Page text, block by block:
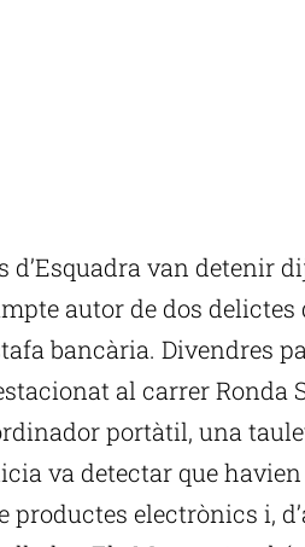
d’Esquadra van detenir
autor de dos
bancària. Divendres
al carrer Ronda
portàtil, una
va detectar que
productes electrònics i,